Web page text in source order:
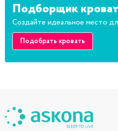
Подборщик
Создайте идеальное место
Подобрать кровать